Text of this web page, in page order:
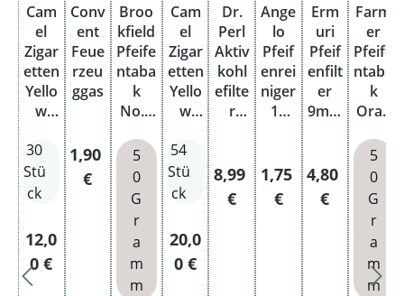
Cam
el
Zigar
etten
Yello
w
Big
Pack
XXL
30
Stü
ck
Regulärer Preis:
12,0
0 €
Conv
ent
Feue
rzeu
ggas
Regulärer Preis:
1,90
€
Broo
kfield
Pfeife
ntaba
k
No.2
h
5
0
G
r
a
m
m
Cam
el
Zigar
etten
Yello
w
Pack
6XL
54
Stü
ck
Regulärer Preis:
20,0
0 €
Dr.
Perl
Aktiv
kohl
efilte
r
x 9
mm
Regulärer Preis:
8,99
€
Ange
lo
Pfeif
enrei
niger
15
tker
nbür
ste
Regulärer Preis:
1,75
€
Erm
uri
Pfeif
enfilt
er
9mm
e 40
Stk.
Regulärer
4,80
€
Farm
er
Pfeife
ntaba
k
Oran
5
0
G
r
a
m
m